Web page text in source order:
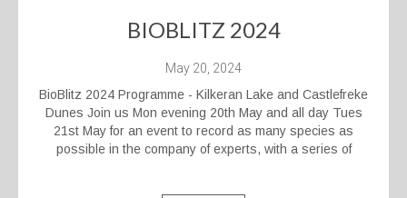
BIOBLITZ 2024
May 20, 2024
BioBlitz 2024 Programme - Kilkeran Lake and Castlefreke
Dunes Join us Mon evening 20th May and all day Tues
21st May for an event to record as many species as
possible in the company of experts, with a series of